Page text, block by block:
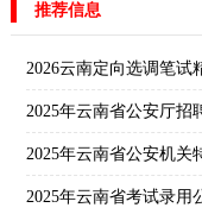
推荐信息
2026云南定向选调笔试
2025年云南省公安厅招
2025年云南省公安机关
2025年云南省考试录用